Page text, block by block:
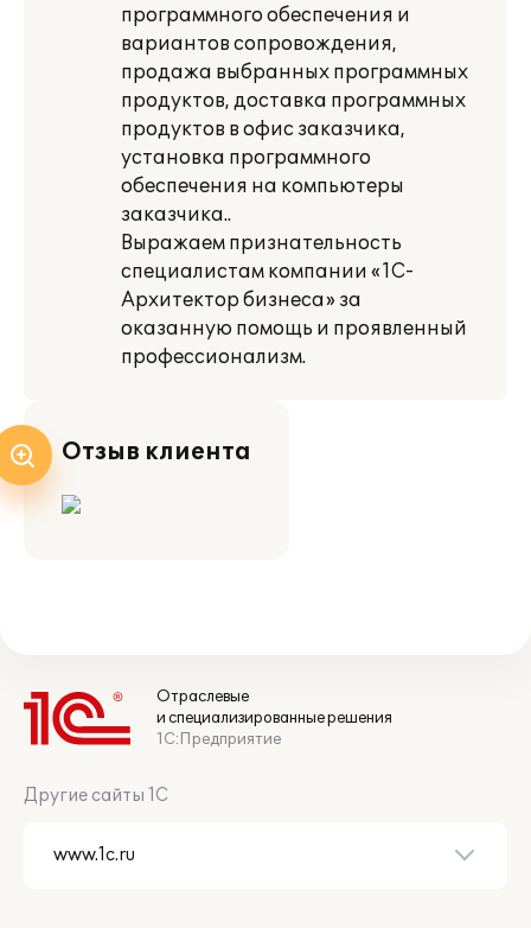
программного обеспечения и
вариантов сопровождения,
продажа выбранных программных
продуктов, доставка программных
продуктов в офис заказчика,
установка программного
обеспечения на компьютеры
заказчика..
Выражаем признательность
специалистам компании «1С-
Архитектор бизнеса» за
оказанную помощь и проявленный
профессионализм.
Отзыв клиента
Отраслевые
и специализированные решения
1С:Предприятие
Другие сайты 1С